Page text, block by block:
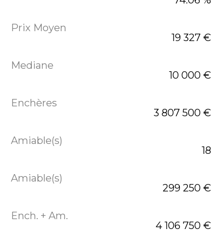
19 327 €
10 000 €
3 807 500 €
18
299 250 €
4 106 750 €